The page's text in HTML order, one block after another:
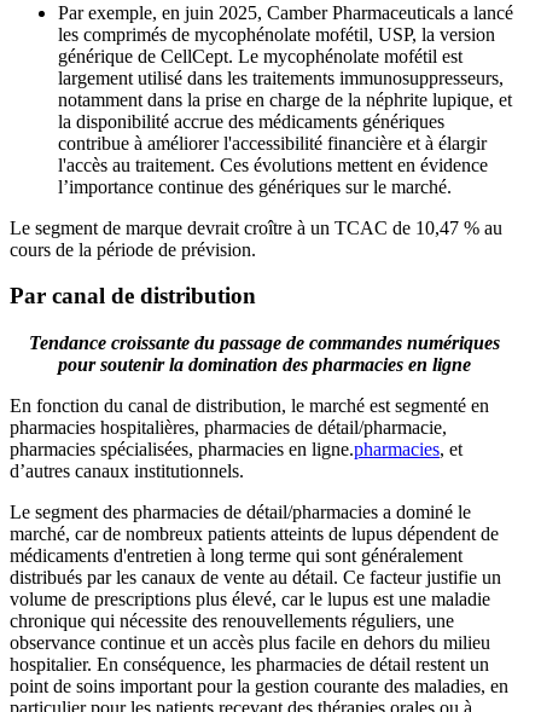
Par exemple, en juin 2025, Camber Pharmaceuticals a lancé
les comprimés de mycophénolate mofétil, USP, la version
générique de CellCept. Le mycophénolate mofétil est
largement utilisé dans les traitements immunosuppresseurs,
notamment dans la prise en charge de la néphrite lupique, et
la disponibilité accrue des médicaments génériques
contribue à améliorer l'accessibilité financière et à élargir
l'accès au traitement. Ces évolutions mettent en évidence
l’importance continue des génériques sur le marché.
Le segment de marque devrait croître à un TCAC de 10,47 % au
cours de la période de prévision.
Par canal de distribution
Tendance croissante du passage de commandes numériques
pour soutenir la domination des pharmacies en ligne
En fonction du canal de distribution, le marché est segmenté en
pharmacies hospitalières, pharmacies de détail/pharmacie,
pharmacies spécialisées, pharmacies en ligne.pharmacies, et
d’autres canaux institutionnels.
Le segment des pharmacies de détail/pharmacies a dominé le
marché, car de nombreux patients atteints de lupus dépendent de
médicaments d'entretien à long terme qui sont généralement
distribués par les canaux de vente au détail. Ce facteur justifie un
volume de prescriptions plus élevé, car le lupus est une maladie
chronique qui nécessite des renouvellements réguliers, une
observance continue et un accès plus facile en dehors du milieu
hospitalier. En conséquence, les pharmacies de détail restent un
point de soins important pour la gestion courante des maladies, en